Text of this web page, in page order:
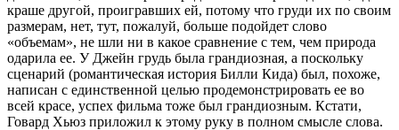
краше другой, проигравших ей, потому что груди их по своим
размерам, нет, тут, пожалуй, больше подойдет слово
«объемам», не шли ни в какое сравнение с тем, чем природа
одарила ее. У Джейн грудь была грандиозная, а поскольку
сценарий (романтическая история Билли Кида) был, похоже,
написан с единственной целью продемонстрировать ее во
всей красе, успех фильма тоже был грандиозным. Кстати,
Говард Хьюз приложил к этому руку в полном смысле слова.